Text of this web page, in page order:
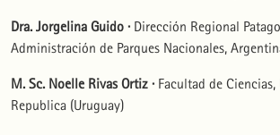
Dra. Jorgelina Guido · Dirección Regional
Administración de Parques Nacionales,
M. Sc. Noelle Rivas Ortiz · Facultad de
Republica (Uruguay)